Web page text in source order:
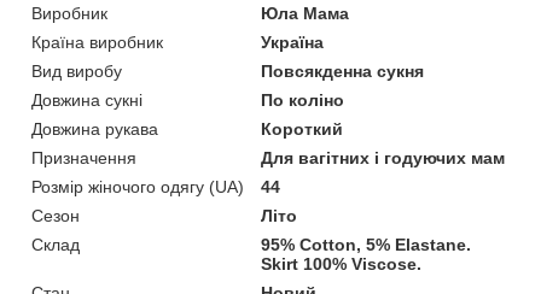
Виробник
Юла Мама
Країна виробник
Україна
Вид виробу
Повсякденна сукня
Довжина сукні
По коліно
Довжина рукава
Короткий
Призначення
Для вагітних і годуючих мам
Розмір жіночого одягу (UA)
44
Сезон
Літо
Склад
95% Cotton, 5% Elastane.
Skirt 100% Viscose.